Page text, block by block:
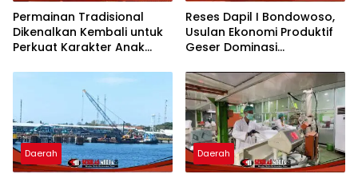
Permainan Tradisional
Dikenalkan Kembali untuk
Perkuat Karakter Anak
Reses Dapil I Bondowoso,
Usulan Ekonomi Produktif
Geser Dominasi
Daerah Daerah